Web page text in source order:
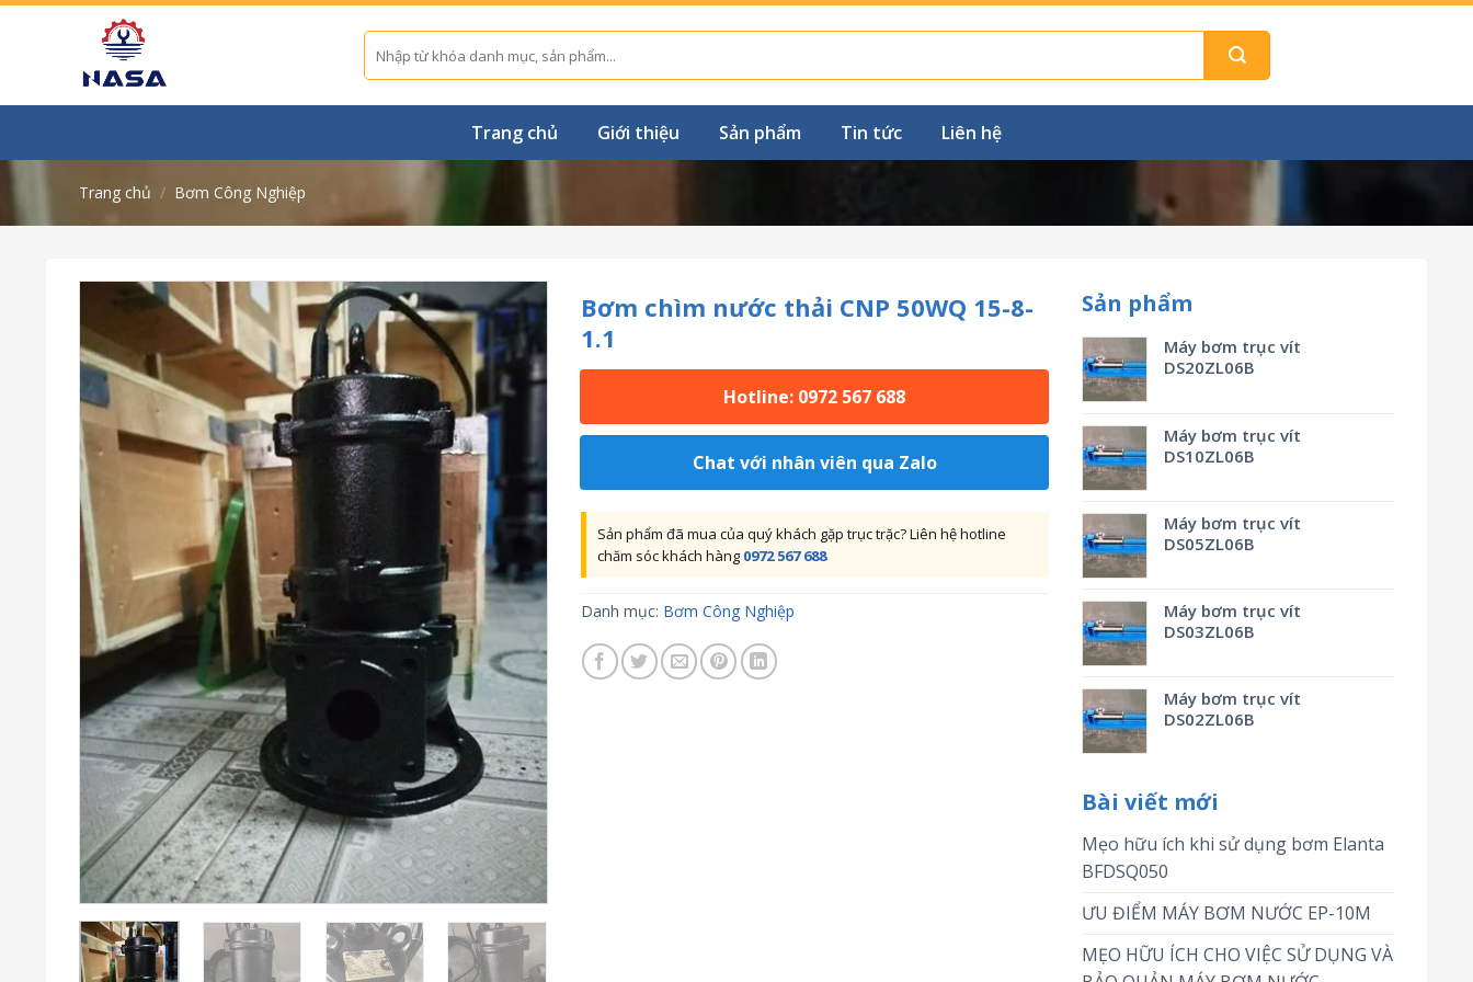
Skip
Tìm
kiếm:
Trang chủ Giới thiệu Sản phẩm Tin tức Liên hệ
Trang chủ / Bơm Công Nghiệp
Sản phẩm
Máy bơm trục vít
DS20ZL06B
Máy bơm trục vít
DS10ZL06B
Máy bơm trục vít
DS05ZL06B
Máy bơm trục vít
DS03ZL06B
Máy bơm trục vít
DS02ZL06B
Bài viết mới
Mẹo hữu ích khi sử dụng bơm Elanta
BFDSQ050
ƯU ĐIỂM MÁY BƠM NƯỚC EP-10M
MẸO HỮU ÍCH CHO VIỆC SỬ DỤNG VÀ
Bơm chìm nước thải CNP 50WQ 15-8-
1.1
Hotline: 0972 567 688
Chat với nhân viên qua Zalo
Sản phẩm đã mua của quý khách gặp trục trặc? Liên hệ hotline
chăm sóc khách hàng 0972 567 688
Danh mục: Bơm Công Nghiệp